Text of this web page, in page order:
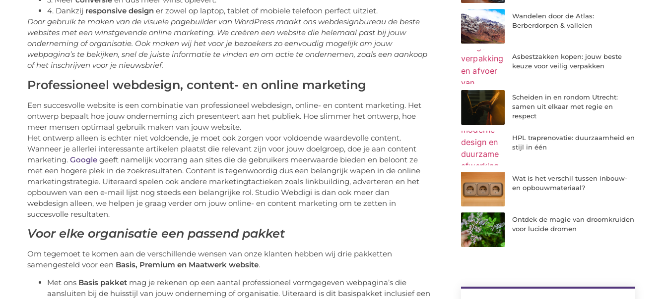
4. Dankzij responsive designer zowel op laptop, tablet of mobiele telefoon perfect uitziet.
Door gebruik te maken van de visuele pagebuilder van WordPress maakt ons webdesignbureau de beste
websites met een winstgevende online marketing. We creëren een website die helemaal past bij jouw
onderneming of organisatie. Ook maken wij het voor je bezoekers zo eenvoudig mogelijk om jouw
webpagina’s te bekijken, snel de juiste informatie te vinden en om actie te ondernemen, zoals een aankoop
of het inschrijven voor je nieuwsbrief.
Professioneel webdesign, content- en online marketing
Een succesvolle website is een combinatie van professioneel webdesign, online- en content marketing. Het
ontwerp bepaalt hoe jouw onderneming zich presenteert aan het publiek. Hoe slimmer het ontwerp, hoe
meer mensen optimaal gebruik maken van jouw website.
Het ontwerp alleen is echter niet voldoende, je moet ook zorgen voor voldoende waardevolle content.
Wanneer je allerlei interessante artikelen plaatst die relevant zijn voor jouw doelgroep, doe je aan content
marketing. Googlegeeft namelijk voorrang aan sites die de gebruikers meerwaarde bieden en beloont ze
met een hogere plek in de zoekresultaten. Content is tegenwoordig dus een belangrijk wapen in de online
marketingstrategie. Uiteraard spelen ook andere marketingtactieken zoals linkbuilding, adverteren en het
opbouwen van een e-mail lijst nog steeds een belangrijke rol. Studio Webdigi is dan ook meer dan
webdesign alleen, we helpen je graag verder om jouw online- en content marketing om te zetten in
succesvolle resultaten.
Voor elke organisatie een passend pakket
Om tegemoet te komen aan de verschillende wensen van onze klanten hebben wij drie pakketten
samengesteld voor een Basis, Premium en Maatwerk website.
Met ons Basis pakketmag je rekenen op een aantal professioneel vormgegeven webpagina’s die
aansluiten bij de huisstijl van jouw onderneming of organisatie. Uiteraard is dit basispakket inclusief een
Wandelen door de Atlas:
Berberdorpen & valleien
Asbestzakken kopen: jouw beste
keuze voor veilig verpakken
Scheiden in en rondom Utrecht:
samen uit elkaar met regie en
respect
HPL traprenovatie: duurzaamheid en
stijl in één
Wat is het verschil tussen inbouw-
en opbouwmateriaal?
Ontdek de magie van droomkruiden
voor lucide dromen